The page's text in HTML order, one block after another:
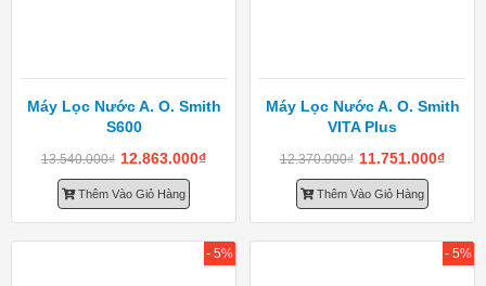
Máy Lọc Nước A. O. Smith
S600
13.540.000₫ 12.863.000₫
Thêm Vào Giỏ Hàng
Máy Lọc Nước A. O. Smith
VITA Plus
12.370.000₫ 11.751.000₫
Thêm Vào Giỏ Hàng
- 5% - 5%